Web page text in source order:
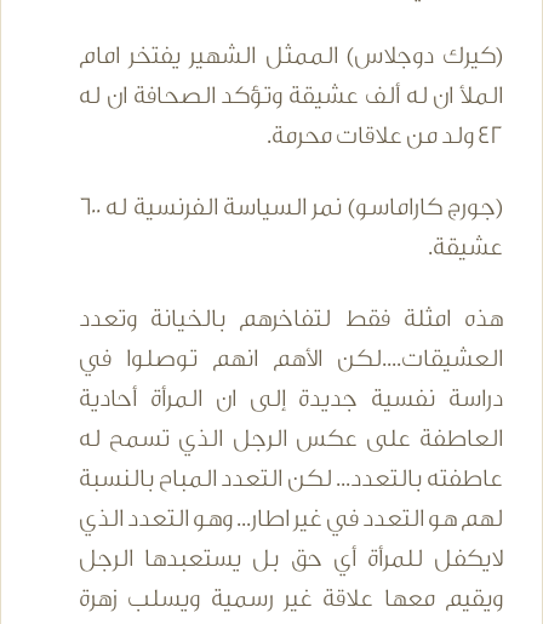
(كيرك دوجلاس) الممثل الشهير يفتخر امام
الملأ ان له ألف عشيقة وتؤكد الصحافة ان له
42 ولد من علاقات محرمة.
(جورج كاراماسو) نمر السياسة الفرنسية له 600
عشيقة.
هذه امثلة فقط لتفاخرهم بالخيانة وتعدد
العشيقات....لكن الأهم انهم توصلوا في
دراسة نفسية جديدة إلى ان المرأة أحادية
العاطفة على عكس الرجل الذي تسمح له
عاطفته بالتعدد... لكن التعدد المباح بالنسبة
لهم هو التعدد في غير اطار... وهو التعدد الذي
لايكفل للمرأة أي حق بل يستعبدها الرجل
ويقيم معها علاقة غير رسمية ويسلب زهرة